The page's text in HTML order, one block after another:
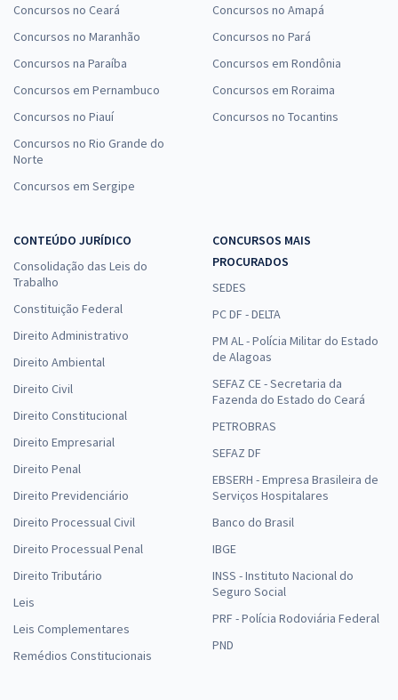
Concursos no Ceará
Concursos no Maranhão
Concursos na Paraíba
Concursos em Pernambuco
Concursos no Piauí
Concursos no Rio Grande do
Norte
Concursos em Sergipe
Concursos no Amapá
Concursos no Pará
Concursos em Rondônia
Concursos em Roraima
Concursos no Tocantins
CONTEÚDO JURÍDICO
Consolidação das Leis do
Trabalho
Constituição Federal
Direito Administrativo
Direito Ambiental
Direito Civil
Direito Constitucional
Direito Empresarial
Direito Penal
Direito Previdenciário
Direito Processual Civil
Direito Processual Penal
Direito Tributário
Leis
Leis Complementares
Remédios Constitucionais
CONCURSOS MAIS
PROCURADOS
SEDES
PC DF - DELTA
PM AL - Polícia Militar do Estado
de Alagoas
SEFAZ CE - Secretaria da
Fazenda do Estado do Ceará
PETROBRAS
SEFAZ DF
EBSERH - Empresa Brasileira de
Serviços Hospitalares
Banco do Brasil
IBGE
INSS - Instituto Nacional do
Seguro Social
PRF - Polícia Rodoviária Federal
PND